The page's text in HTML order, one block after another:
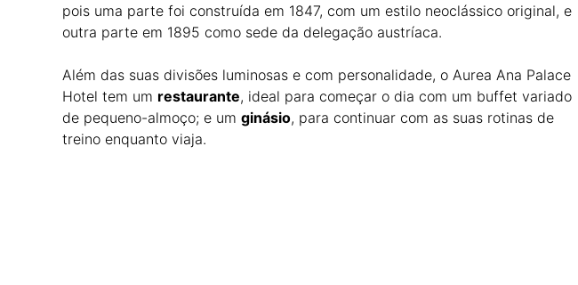
pois uma parte foi construída em 1847, com um estilo neoclássico original, e
outra parte em 1895 como sede da delegação austríaca.
Além das suas divisões luminosas e com personalidade, o Aurea Ana Palace
Hotel tem um restaurante, ideal para começar o dia com um buffet variado
de pequeno-almoço; e um ginásio, para continuar com as suas rotinas de
treino enquanto viaja.